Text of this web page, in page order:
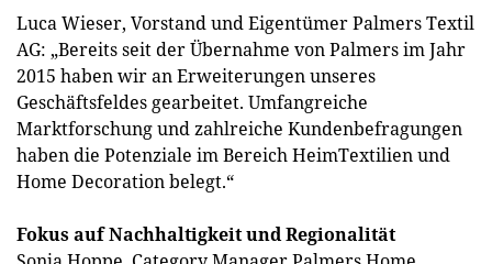
Luca Wieser, Vorstand und Eigentümer Palmers Textil
AG: „Bereits seit der Übernahme von Palmers im Jahr
2015 haben wir an Erweiterungen unseres
Geschäftsfeldes gearbeitet. Umfangreiche
Marktforschung und zahlreiche Kundenbefragungen
haben die Potenziale im Bereich HeimTextilien und
Home Decoration belegt.“
Fokus auf Nachhaltigkeit und Regionalität